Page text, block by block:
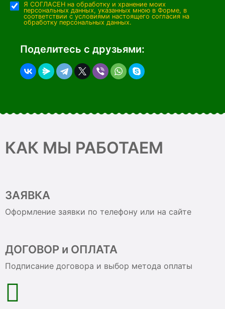
Я СОГЛАСЕН на обработку и хранение моих
персональных данных, указанных мною в Форме, в
соответствии с условиями настоящего согласия на
обработку персональных данных.
Поделитесь с друзьями:
КАК МЫ РАБОТАЕМ
ЗАЯВКА
Оформление заявки по телефону или на сайте
ДОГОВОР и ОПЛАТА
Подписание договора и выбор метода оплаты